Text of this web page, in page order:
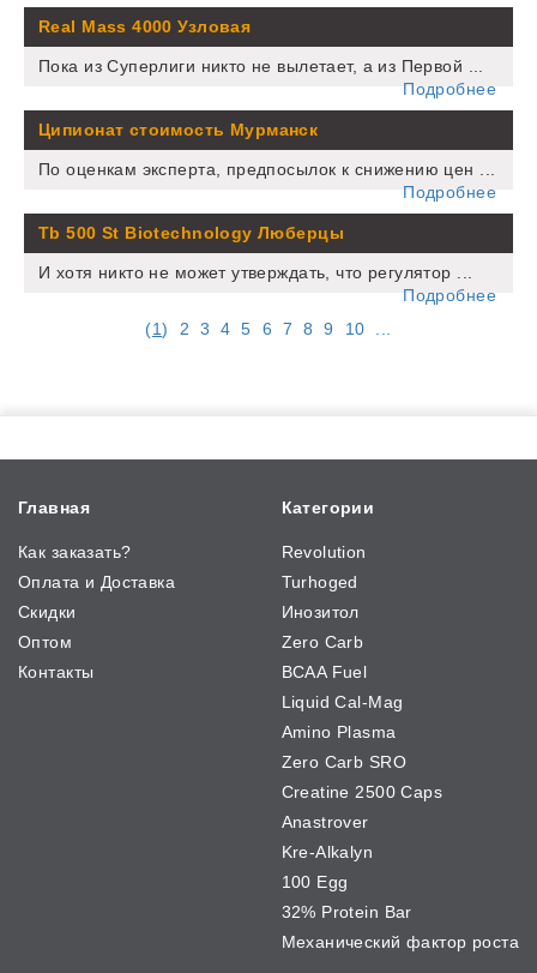
Real Mass 4000 Узловая
Пока из Суперлиги никто не вылетает, а из Первой ...
Подробнее
Ципионат стоимость Мурманск
По оценкам эксперта, предпосылок к снижению цен ...
Подробнее
Tb 500 St Biotechnology Люберцы
И хотя никто не может утверждать, что регулятор ...
Подробнее
(1) 2 3 4 5 6 7 8 9 10 ...
Главная
Как заказать?
Оплата и Доставка
Скидки
Оптом
Контакты
Категории
Revolution
Turhoged
Инозитол
Zero Carb
BCAA Fuel
Liquid Cal-Mag
Amino Plasma
Zero Carb SRO
Creatine 2500 Caps
Anastrover
Kre-Alkalyn
100 Egg
32% Protein Bar
Механический фактор роста